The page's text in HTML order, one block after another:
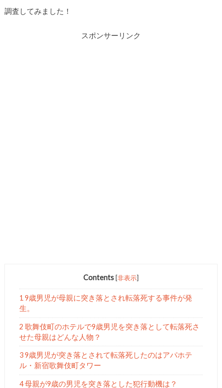
調査してみました！
スポンサーリンク
Contents [非表示]
1 9歳男児が母親に突き落とされ転落死する事件が発
生。
2 歌舞伎町のホテルで9歳男児を突き落として転落死さ
せた母親はどんな人物？
3 9歳男児が突き落とされて転落死したのはアパホテ
ル・新宿歌舞伎町タワー
4 母親が9歳の男児を突き落とした犯行動機は？